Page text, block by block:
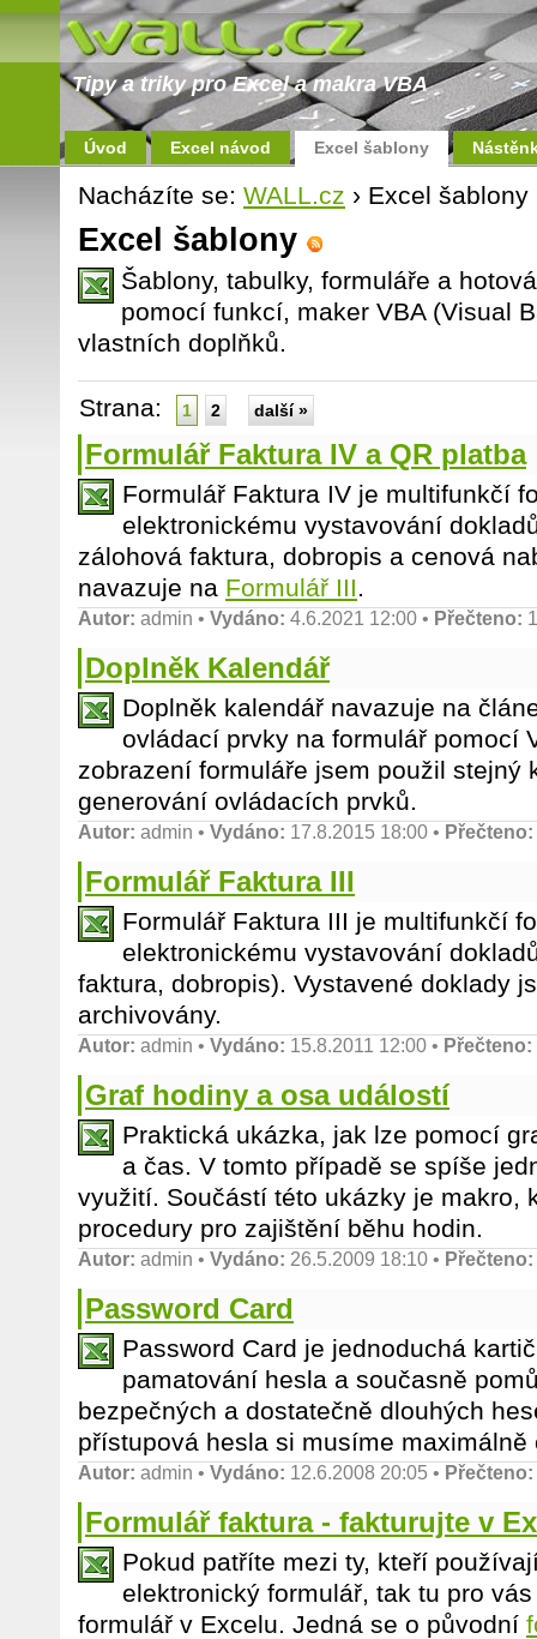
Tipy a triky pro Excel a makra VBA
Úvod Excel návod Excel šablony
Nacházíte se: WALL.cz › Excel šablony
Excel šablony
Šablony, tabulky, formuláře a
pomocí funkcí, maker VBA (Visual
vlastních doplňků.
Strana: 1 2 další »
Formulář Faktura IV a QR platba
Formulář Faktura IV je multifunkčí
elektronickému vystavování
zálohová faktura, dobropis a cenová
navazuje na Formulář III.
Autor: admin • Vydáno: 4.6.2021 12:00 • Přečteno:
Doplněk Kalendář
Doplněk kalendář navazuje na
ovládací prvky na formulář pomocí
zobrazení formuláře jsem použil stejný
generování ovládacích prvků.
Autor: admin • Vydáno: 17.8.2015 18:00 • Přečteno:
Formulář Faktura III
Formulář Faktura III je multifunkčí
elektronickému vystavování
faktura, dobropis). Vystavené doklady
archivovány.
Autor: admin • Vydáno: 15.8.2011 12:00 • Přečteno:
Graf hodiny a osa událostí
Praktická ukázka, jak lze pomocí
a čas. V tomto případě se spíše
využití. Součástí této ukázky je makro,
procedury pro zajištění běhu hodin.
Autor: admin • Vydáno: 26.5.2009 18:10 • Přečteno:
Password Card
Password Card je jednoduchá
pamatování hesla a současně
bezpečných a dostatečně dlouhých
přístupová hesla si musíme maximálně
Autor: admin • Vydáno: 12.6.2008 20:05 • Přečteno:
Formulář faktura - fakturujte v
Pokud patříte mezi ty, kteří
elektronický formulář, tak tu pro
formulář v Excelu. Jedná se o původní